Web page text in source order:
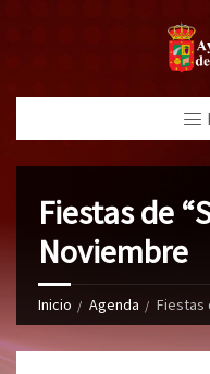
Fiestas de
Noviembre
Inicio Agenda Fiestas